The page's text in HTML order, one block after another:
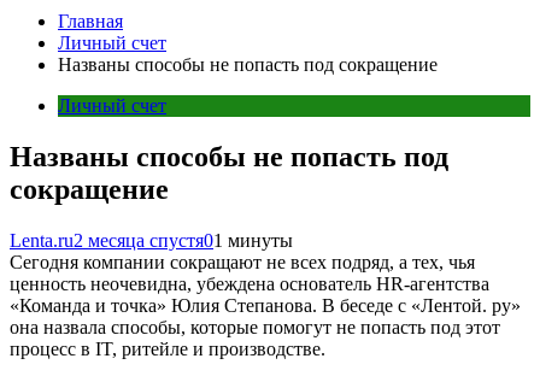
Главная
Личный счет
Названы способы не попасть под сокращение
Личный счет
Названы способы не попасть под
сокращение
Lenta.ru2 месяца спустя01 минуты
Сегодня компании сокращают не всех подряд, а тех, чья
ценность неочевидна, убеждена основатель HR-агентства
«Команда и точка» Юлия Степанова. В беседе с «Лентой. ру»
она назвала способы, которые помогут не попасть под этот
процесс в IT, ритейле и производстве.